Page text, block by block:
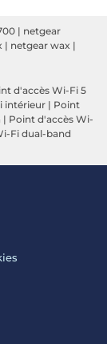
| netgear
| netgear wax |
d'accès Wi-Fi 5
intérieur | Point
| Point d'accès Wi-
Fi dual-band